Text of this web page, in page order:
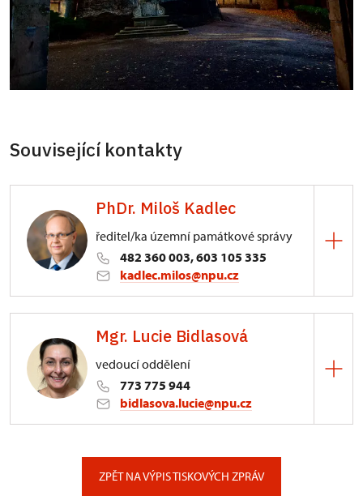
Související kontakty
PhDr. Miloš Kadlec
ředitel/ka územní památkové správy
482 360 003, 603 105 335
kadlec.milos@npu.cz
3/, Sychrov 3
Mgr. Lucie Bidlasová
vedoucí oddělení
773 775 944
bidlasova.lucie@npu.cz
ZPĚT NA VÝPIS TISKOVÝCH ZPRÁV